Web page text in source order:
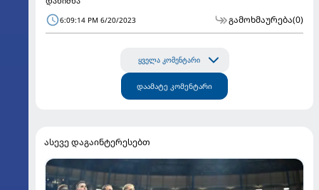
6:09:14 PM 6/20/2023 გამოხმაურება(0)
ყველა კომენტარი
დაამატე კომენტარი
ასევე დაგაინტერესებთ